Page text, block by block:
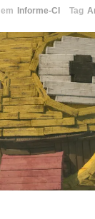
em Informe-CI Tag